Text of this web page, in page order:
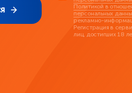
Политикой в
персональных
рекламно-
Регистрация в
лиц, достигших 18